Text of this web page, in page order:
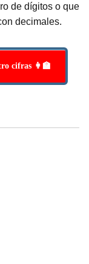
de dígitos o que
decimales.
cifras 👩‍🏫